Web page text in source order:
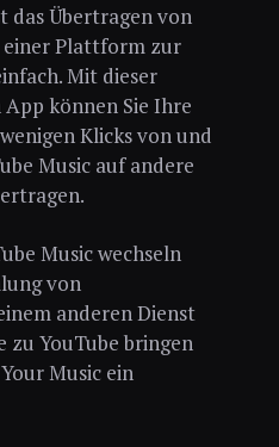
das Übertragen von
einer Plattform zur
Mit dieser
können Sie Ihre
Klicks von und
Music auf andere
Music wechseln
von
anderen Dienst
zu YouTube bringen
Music ein